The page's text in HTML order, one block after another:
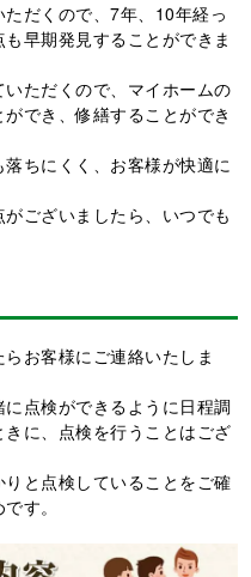
だくので、7年、10年経っ
早期発見することができま
ただくので、マイホームの
でき、修繕することができ
ちにくく、お客様が快適に
ございましたら、いつでも
お客様にご連絡いたしま
点検ができるように日程調
に、点検を行うことはござ
と点検していることをご確
す。